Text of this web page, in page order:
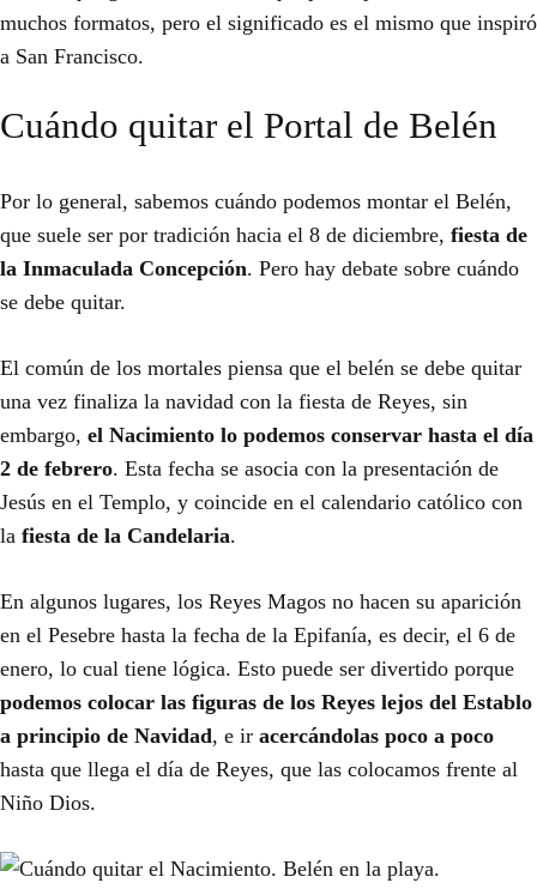
muchos formatos, pero el significado es el mismo que inspiró
a San Francisco.
Cuándo quitar el Portal de Belén
Por lo general, sabemos cuándo podemos montar el Belén,
que suele ser por tradición hacia el 8 de diciembre, fiesta de
la Inmaculada Concepción. Pero hay debate sobre cuándo
se debe quitar.
El común de los mortales piensa que el belén se debe quitar
una vez finaliza la navidad con la fiesta de Reyes, sin
embargo, el Nacimiento lo podemos conservar hasta el día
2 de febrero. Esta fecha se asocia con la presentación de
Jesús en el Templo, y coincide en el calendario católico con
la fiesta de la Candelaria.
En algunos lugares, los Reyes Magos no hacen su aparición
en el Pesebre hasta la fecha de la Epifanía, es decir, el 6 de
enero, lo cual tiene lógica. Esto puede ser divertido porque
podemos colocar las figuras de los Reyes lejos del Establo
a principio de Navidad, e ir acercándolas poco a poco
hasta que llega el día de Reyes, que las colocamos frente al
Niño Dios.